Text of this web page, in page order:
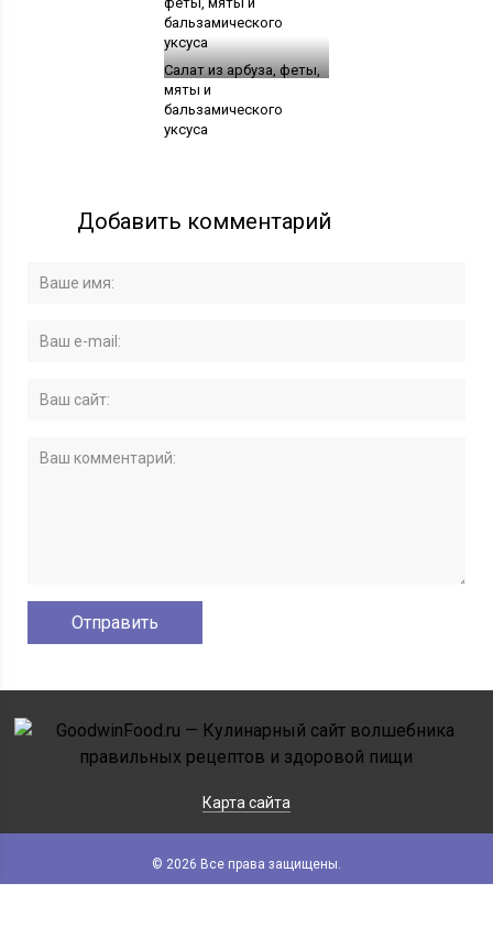
Салат из арбуза, феты,
мяты и
бальзамического
уксуса
Добавить комментарий
Карта сайта
© 2026 Все права защищены.